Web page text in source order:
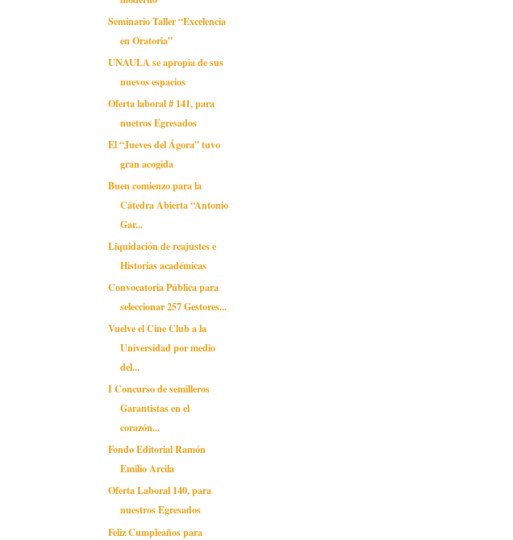
Seminario Taller “Excelencia
en Oratoria”
UNAULA se apropia de sus
nuevos espacios
Oferta laboral # 141, para
nuetros Egresados
El “Jueves del Ágora” tuvo
gran acogida
Buen comienzo para la
Cátedra Abierta “Antonio
Gar...
Liquidación de reajustes e
Historias académicas
Convocatoria Pública para
seleccionar 257 Gestores...
Vuelve el Cine Club a la
Universidad por medio
del...
I Concurso de semilleros
Garantistas en el
corazón...
Fondo Editorial Ramón
Emilio Arcila
Oferta Laboral 140, para
nuestros Egresados
Feliz Cumpleaños para